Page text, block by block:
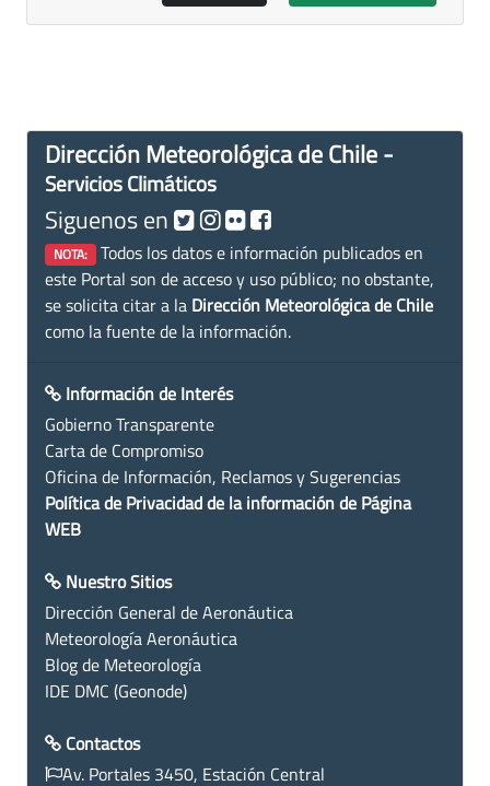
Dirección Meteorológica de Chile -
Servicios Climáticos
Siguenos en
NOTA: Todos los datos e información publicados en
este Portal son de acceso y uso público; no obstante,
se solicita citar a la Dirección Meteorológica de Chile
como la fuente de la información.
Información de Interés
Gobierno Transparente
Carta de Compromiso
Oficina de Información, Reclamos y Sugerencias
Política de Privacidad de la información de Página
WEB
Nuestro Sitios
Dirección General de Aeronáutica
Meteorología Aeronáutica
Blog de Meteorología
IDE DMC (Geonode)
Contactos
Av. Portales 3450, Estación Central